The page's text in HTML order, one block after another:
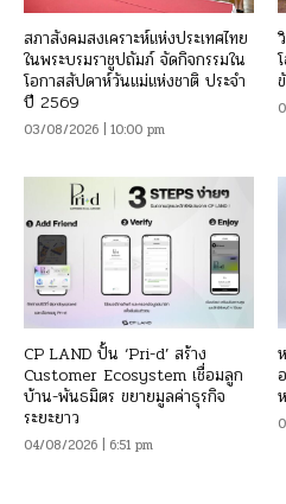
สภาสังคมสงเคราะห์แห่งประเทศไทย
ในพระบรมราชูปถัมภ์ จัดกิจกรรมใน
โอกาสสัปดาห์วันแม่แห่งชาติ ประจำ
ปี 2569
03/08/2026 | 10:00 pm
CP LAND ปั้น ‘Pri-d’ สร้าง
Customer Ecosystem เชื่อมลูก
บ้าน-พันธมิตร ขยายมูลค่าธุรกิจ
ระยะยาว
04/08/2026 | 6:51 pm